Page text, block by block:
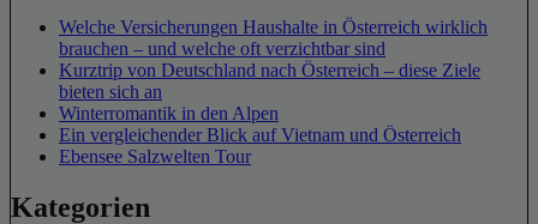
Welche Versicherungen Haushalte in Österreich wirklich
brauchen – und welche oft verzichtbar sind
Kurztrip von Deutschland nach Österreich – diese Ziele
bieten sich an
Winterromantik in den Alpen
Ein vergleichender Blick auf Vietnam und Österreich
Ebensee Salzwelten Tour
Kategorien